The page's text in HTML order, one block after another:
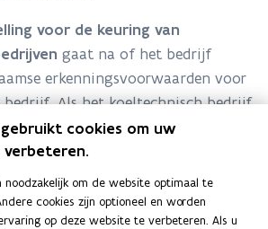
voor de keuring van
gaat na of het bedrijf
erkenningsvoorwaarden voor
bedrijf. Als het koeltechnisch bedrijf
voldoet, reikt de
het bedrijf een Europees
erkenningsbewijs uit.
enkele actieve erkende
cookies om uw
noodzakelijk om de website optimaal te
cookies zijn optioneel en worden
op deze website te verbeteren. Als u